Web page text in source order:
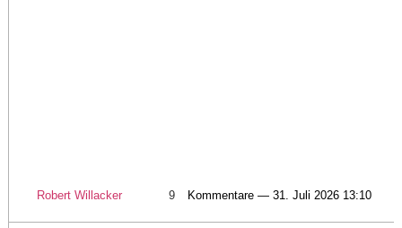
Robert Willacker 9 Kommentare — 31. Juli 2026 13:10